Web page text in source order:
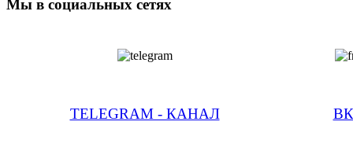
Мы в социальных сетях
TELEGRAM - КАНАЛ